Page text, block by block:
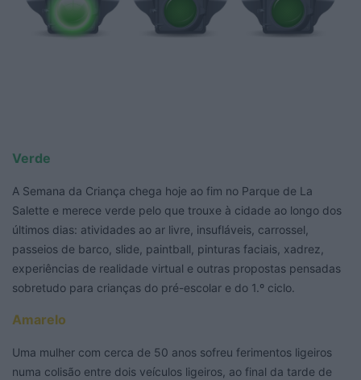
Verde
A Semana da Criança chega hoje ao fim no Parque de La
Salette e merece verde pelo que trouxe à cidade ao longo dos
últimos dias: atividades ao ar livre, insufláveis, carrossel,
passeios de barco, slide, paintball, pinturas faciais, xadrez,
experiências de realidade virtual e outras propostas pensadas
sobretudo para crianças do pré-escolar e do 1.º ciclo.
Amarelo
Uma mulher com cerca de 50 anos sofreu ferimentos ligeiros
numa colisão entre dois veículos ligeiros, ao final da tarde de